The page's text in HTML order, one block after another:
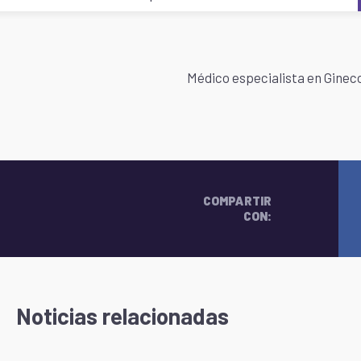
Médico especialista en
COMPARTIR
CON:
Noticias relacionadas